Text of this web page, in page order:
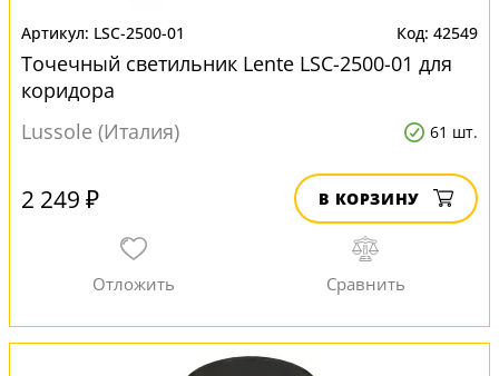
LSC-2500-01 42549
Точечный светильник Lente LSC-2500-01 для
коридора
Lussole (Италия)
61 шт.
2 249 ₽ В КОРЗИНУ